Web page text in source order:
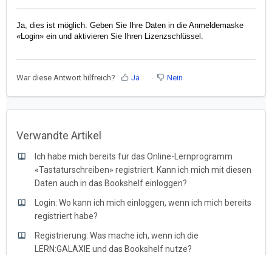
Ja, dies ist möglich. Geben Sie Ihre Daten in die Anmeldemaske
«Login» ein und aktivieren Sie Ihren Lizenzschlüssel.
War diese Antwort hilfreich? Ja Nein
Verwandte Artikel
Ich habe mich bereits für das Online-Lernprogramm
«Tastaturschreiben» registriert. Kann ich mich mit diesen
Daten auch in das Bookshelf einloggen?
Login: Wo kann ich mich einloggen, wenn ich mich bereits
registriert habe?
Registrierung: Was mache ich, wenn ich die
LERN:GALAXIE und das Bookshelf nutze?